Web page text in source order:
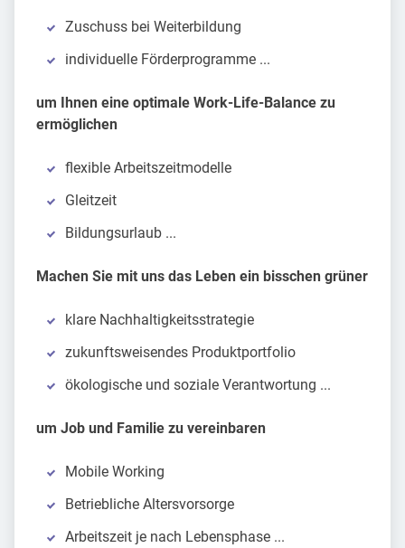
Zuschuss bei Weiterbildung
individuelle Förderprogramme ...
um Ihnen eine optimale Work-Life-Balance zu
ermöglichen
flexible Arbeitszeitmodelle
Gleitzeit
Bildungsurlaub ...
Machen Sie mit uns das Leben ein bisschen grüner
klare Nachhaltigkeitsstrategie
zukunftsweisendes Produktportfolio
ökologische und soziale Verantwortung ...
um Job und Familie zu vereinbaren
Mobile Working
Betriebliche Altersvorsorge
Arbeitszeit je nach Lebensphase ...